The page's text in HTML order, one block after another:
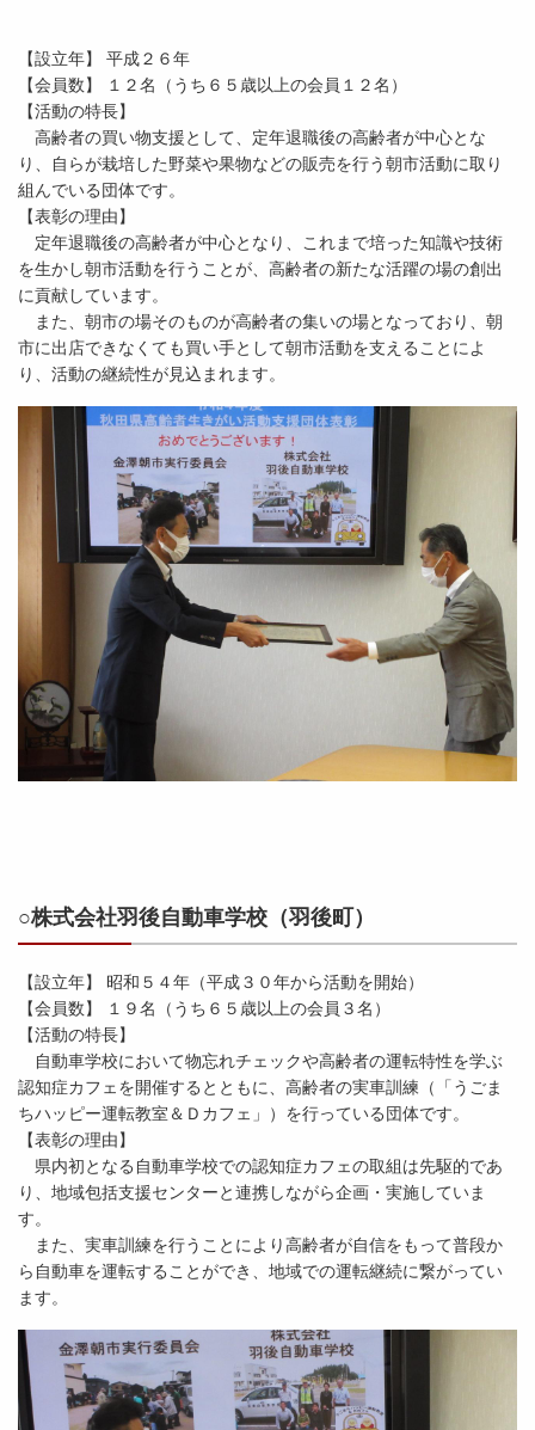
【設立年】 平成２６年
【会員数】 １２名（うち６５歳以上の会員１２名）
【活動の特長】
高齢者の買い物支援として、定年退職後の高齢者が中心とな
り、自らが栽培した野菜や果物などの販売を行う朝市活動に取り
組んでいる団体です。
【表彰の理由】
定年退職後の高齢者が中心となり、これまで培った知識や技術
を生かし朝市活動を行うことが、高齢者の新たな活躍の場の創出
に貢献しています。
また、朝市の場そのものが高齢者の集いの場となっており、朝
市に出店できなくても買い手として朝市活動を支えることによ
り、活動の継続性が見込まれます。
○株式会社羽後自動車学校（羽後町）
【設立年】 昭和５４年（平成３０年から活動を開始）
【会員数】 １９名（うち６５歳以上の会員３名）
【活動の特長】
自動車学校において物忘れチェックや高齢者の運転特性を学ぶ
認知症カフェを開催するとともに、高齢者の実車訓練（「うごま
ちハッピー運転教室＆Ｄカフェ」）を行っている団体です。
【表彰の理由】
県内初となる自動車学校での認知症カフェの取組は先駆的であ
り、地域包括支援センターと連携しながら企画・実施していま
す。
また、実車訓練を行うことにより高齢者が自信をもって普段か
ら自動車を運転することができ、地域での運転継続に繋がってい
ます。